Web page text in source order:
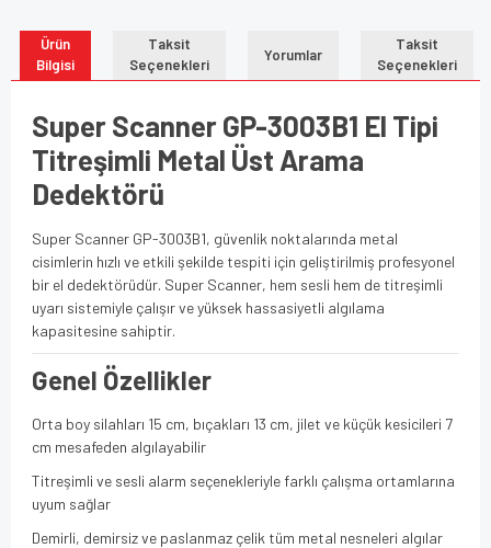
Ürün
Bilgisi
Taksit
Seçenekleri
Yorumlar
Taksit
Seçenekleri
Super Scanner GP-3003B1 El Tipi
Titreşimli Metal Üst Arama
Dedektörü
Super Scanner GP-3003B1, güvenlik noktalarında metal
cisimlerin hızlı ve etkili şekilde tespiti için geliştirilmiş profesyonel
bir el dedektörüdür. Super Scanner, hem sesli hem de titreşimli
uyarı sistemiyle çalışır ve yüksek hassasiyetli algılama
kapasitesine sahiptir.
Genel Özellikler
Orta boy silahları 15 cm, bıçakları 13 cm, jilet ve küçük kesicileri 7
cm mesafeden algılayabilir
Titreşimli ve sesli alarm seçenekleriyle farklı çalışma ortamlarına
uyum sağlar
Demirli, demirsiz ve paslanmaz çelik tüm metal nesneleri algılar